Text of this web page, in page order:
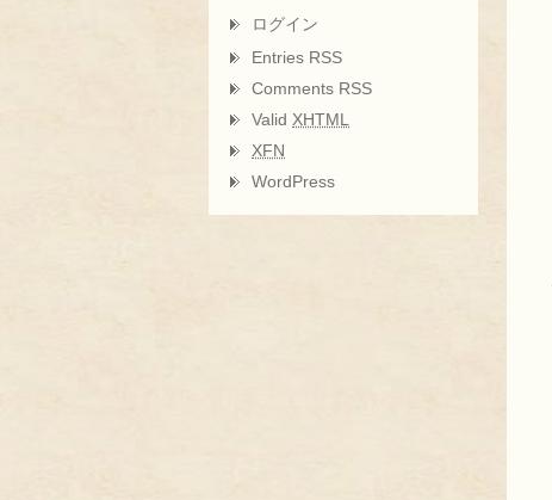
ログイン
Entries RSS
Comments RSS
Valid XHTML
XFN
WordPress